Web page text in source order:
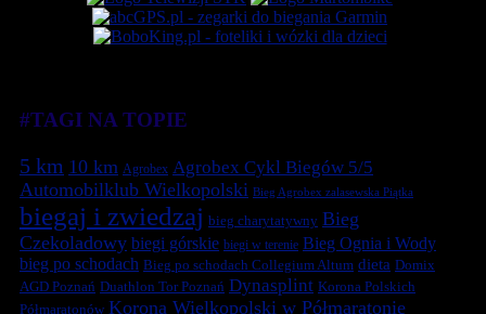
#TAGI NA TOPIE
5 km 10 km Agrobex Agrobex Cykl Biegów 5/5
Automobilklub Wielkopolski Bieg Agrobex zalasewska Piątka
biegaj i zwiedzaj bieg charytatywny Bieg
Czekoladowy biegi górskie biegi w terenie Bieg Ognia i Wody
bieg po schodach Bieg po schodach Collegium Altum dieta Domix
AGD Poznań Duathlon Tor Poznań Dynasplint Korona Polskich
Półmaratonów Korona Wielkopolski w Półmaratonie